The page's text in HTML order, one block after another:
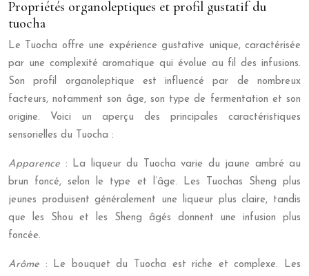
Propriétés organoleptiques et profil gustatif du
tuocha
Le Tuocha offre une expérience gustative unique, caractérisée
par une complexité aromatique qui évolue au fil des infusions.
Son profil organoleptique est influencé par de nombreux
facteurs, notamment son âge, son type de fermentation et son
origine. Voici un aperçu des principales caractéristiques
sensorielles du Tuocha :
Apparence : La liqueur du Tuocha varie du jaune ambré au
brun foncé, selon le type et l’âge. Les Tuochas Sheng plus
jeunes produisent généralement une liqueur plus claire, tandis
que les Shou et les Sheng âgés donnent une infusion plus
foncée.
Arôme : Le bouquet du Tuocha est riche et complexe. Les